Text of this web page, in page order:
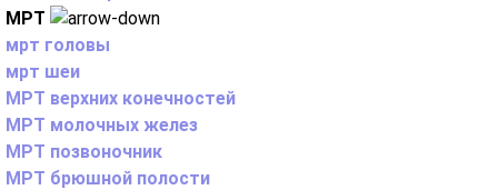
МРТ
мрт головы
мрт шеи
МРТ верхних конечностей
МРТ молочных желез
МРТ позвоночник
МРТ брюшной полости